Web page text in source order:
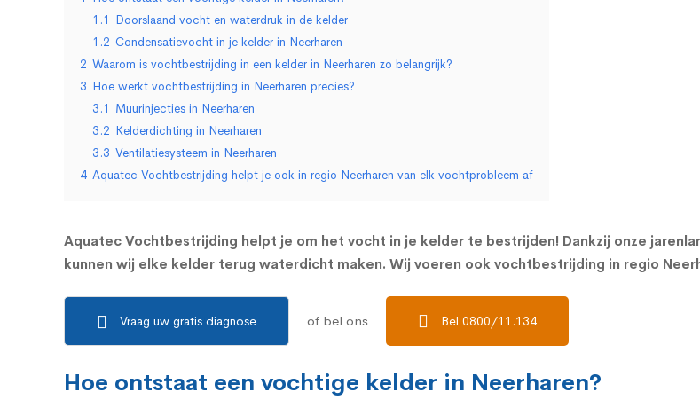
1.1 Doorslaand vocht en waterdruk in de kelder
1.2 Condensatievocht in je kelder in Neerharen
2 Waarom is vochtbestrijding in een kelder in Neerharen zo belangrijk?
3 Hoe werkt vochtbestrijding in Neerharen precies?
3.1 Muurinjecties in Neerharen
3.2 Kelderdichting in Neerharen
3.3 Ventilatiesysteem in Neerharen
4 Aquatec Vochtbestrijding helpt je ook in regio Neerharen van elk vochtprobleem af
Aquatec Vochtbestrijding helpt je om het vocht in je kelder te bestrijden! Dankzij onze
kunnen wij elke kelder terug waterdicht maken. Wij voeren ook vochtbestrijding in regio
Vraag uw gratis diagnose of bel ons Bel 0800/11.134
Hoe ontstaat een vochtige kelder in Neerharen?